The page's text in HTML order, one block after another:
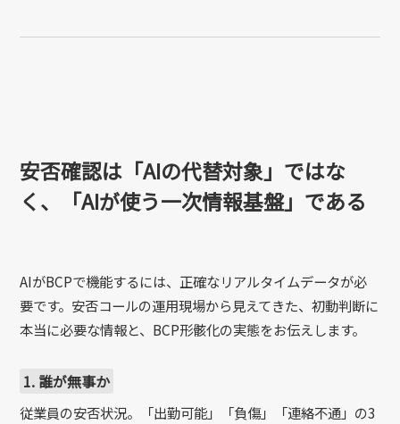
安否確認は「AIの代替対象」ではな
く、「AIが使う一次情報基盤」である
AIがBCPで機能するには、正確なリアルタイムデータが必
要です。安否コールの運用現場から見えてきた、初動判断に
本当に必要な情報と、BCP形骸化の実態をお伝えします。
1. 誰が無事か
従業員の安否状況。「出勤可能」「負傷」「連絡不通」の3